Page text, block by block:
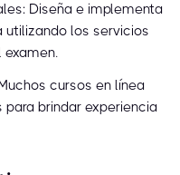
Diseña e implementa
utilizando los servicios
examen.
cursos en línea
brindar experiencia